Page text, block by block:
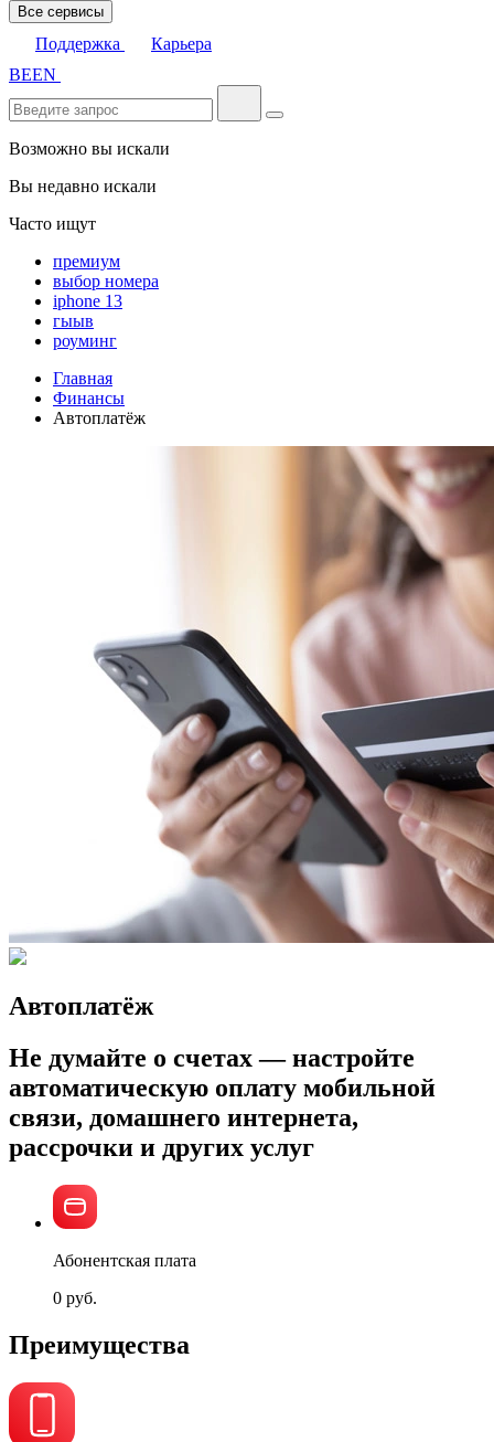
Все сервисы
Поддержка
Карьера
BEEN
Возможно вы искали
Вы недавно искали
Часто ищут
премиум
выбор номера
iphone 13
гыыв
роуминг
Главная
Финансы
Автоплатёж
Автоплатёж
Не думайте о счетах — настройте
автоматическую оплату мобильной
связи, домашнего интернета,
рассрочки и других услуг
Абонентская плата
0 руб.
Преимущества